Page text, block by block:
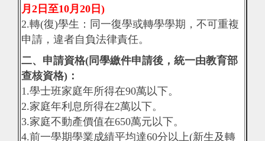
月2日至10月20日)
2.轉(復)學生：同一復學或轉學學期，不可重複
申請，違者自負法律責任。
二、申請資格(同學繳件申請後，統一由教育部
查核資格)：
1.學士班家庭年所得在90萬以下。
2.家庭年利息所得在2萬以下。
3.家庭不動產價值在650萬元以下。
4.前一學期學業成績平均達60分以上(新生及轉